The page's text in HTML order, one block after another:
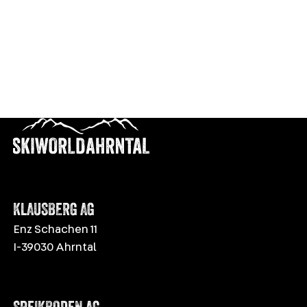
KLAUSBERG AG
Enz Schachen 11
I-39030 Ahrntal